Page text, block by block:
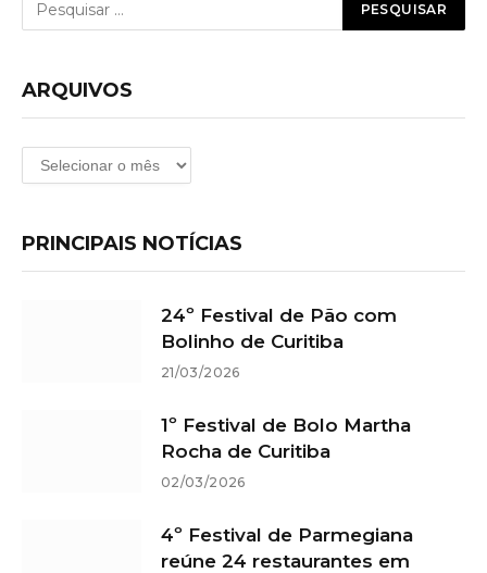
ARQUIVOS
Arquivos
PRINCIPAIS NOTÍCIAS
24º Festival de Pão com
Bolinho de Curitiba
21/03/2026
1º Festival de Bolo Martha
Rocha de Curitiba
02/03/2026
4º Festival de Parmegiana
reúne 24 restaurantes em